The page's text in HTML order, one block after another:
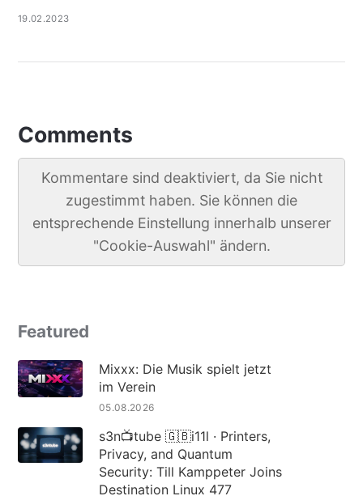
19.02.2023
Comments
Kommentare sind deaktiviert, da Sie nicht
zugestimmt haben. Sie können die
entsprechende Einstellung innerhalb unserer
"Cookie-Auswahl" ändern.
Featured
Mixxx: Die Musik spielt jetzt
im Verein
05.08.2026
s3n📺tube 🇬🇧i11l · Printers,
Privacy, and Quantum
Security: Till Kamppeter Joins
Destination Linux 477